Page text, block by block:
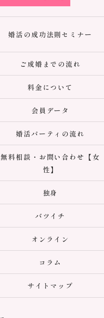
婚活の成功法則セミナー
ご成婚までの流れ
料金について
会員データ
婚活パーティの流れ
無料相談・お問い合わせ【女
性】
独身
バツイチ
オンライン
コラム
サイトマップ